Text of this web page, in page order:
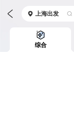
上海出发
综合